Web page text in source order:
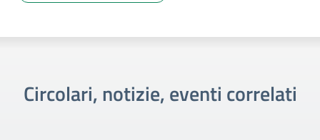
Circolari, notizie, eventi correlati